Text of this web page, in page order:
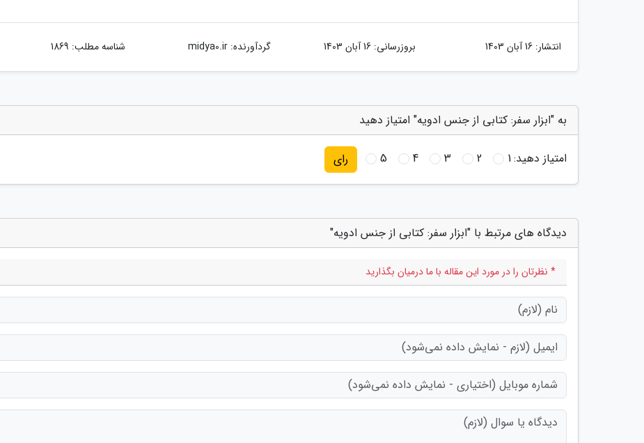
انتشار: 16 آبان 1403 بروزرسانی: 16 آبان 1403 گردآورنده:midya0.ir شناسه مطلب: 1869
به "ابزار سفر: کتابی از جنس ادویه" امتیاز دهید
امتیاز دهید:1
2
3
4
5 رای
دیدگاه های مرتبط با "ابزار سفر: کتابی از جنس ادویه"
* نظرتان را در مورد این مقاله با ما درمیان بگذارید